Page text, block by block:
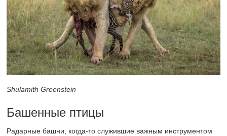
Shulamith Greenstein
Башенные птицы
Радарные башни, когда-то служившие важным инструментом